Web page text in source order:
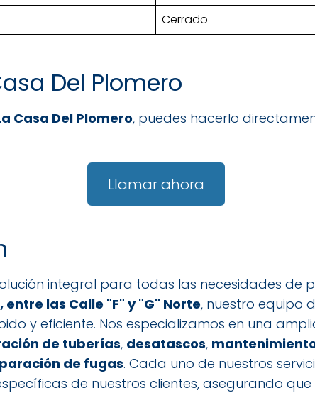
Cerrado
Del Plomero
Casa Del Plomero, puedes hacerlo
Llamar ahora
integral para todas las necesidades de
entre las Calle "F" y "G" Norte, nuestro equipo
y eficiente. Nos especializamos en una
de tuberías, desatascos,
de fugas. Cada uno de nuestros
de nuestros clientes, asegurando